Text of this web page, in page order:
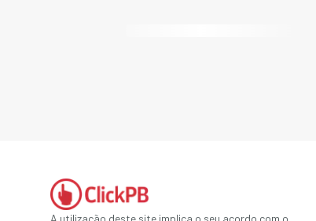
A utilização deste site implica o seu acordo com o